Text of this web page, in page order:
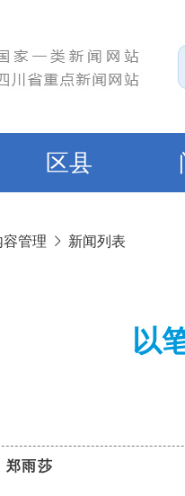
区县
容管理 新闻列表
以
郑雨莎